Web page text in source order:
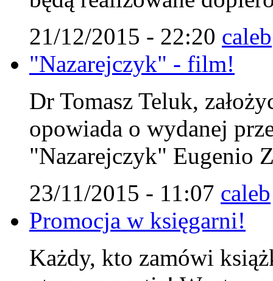
21/12/2015 - 22:20 caleb
"Nazarejczyk" - film!
Dr Tomasz Teluk,
opowiada o wydanej
"Nazarejczyk" Eugenio
23/11/2015 - 11:07 caleb
Promocja w księgarni!
Każdy, kto zamówi